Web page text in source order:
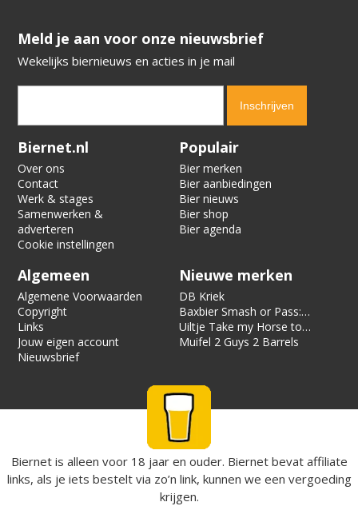
​​​​​​​Meld je aan voor onze nieuwsbrief
Wekelijks biernieuws en acties in je mail
Verification code:
Biernet.nl
Over ons
Contact
Werk & stages
Samenwerken &
adverteren
Cookie instellingen
Populair
Bier merken
Bier aanbiedingen
Bier nieuws
Bier shop
Bier agenda
Algemeen
Algemene Voorwaarden
Copyright
Links
Jouw eigen account
Nieuwsbrief
Nieuwe merken
DB Kriek
Baxbier Smash or Pass:
Strata
Uiltje Take my Horse to
the Hotel Room
Muifel 2 Guys 2 Barrels
Biernet is alleen voor 18 jaar en ouder. Biernet bevat affiliate
links, als je iets bestelt via zo’n link, kunnen we een vergoeding
krijgen.